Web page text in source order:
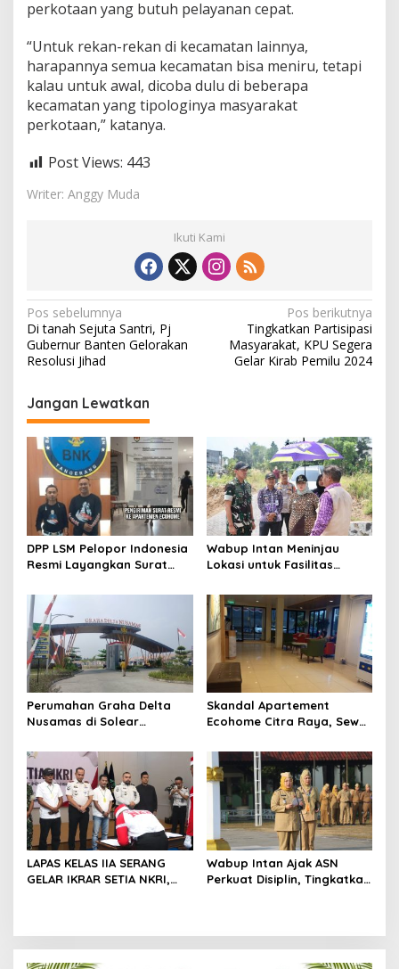
perkotaan yang butuh pelayanan cepat.
“Untuk rekan-rekan di kecamatan lainnya,
harapannya semua kecamatan bisa meniru, tetapi
kalau untuk awal, dicoba dulu di beberapa
kecamatan yang tipologinya masyarakat
perkotaan,” katanya.
Post Views: 443
Writer: Anggy Muda
Ikuti Kami
N
a
v
i
g
a
i
p
o
s
Pos sebelumnya
Di tanah Sejuta Santri, Pj
Gubernur Banten Gelorakan
Resolusi Jihad
Pos berikutnya
Tingkatkan Partisipasi
Masyarakat, KPU Segera
Gelar Kirab Pemilu 2024
Jangan Lewatkan
DPP LSM Pelopor Indonesia
Resmi Layangkan Surat
Management Ecohome dan
BNK
Wabup Intan Meninjau
Lokasi untuk Fasilitas
Tigaraksa
Perumahan Graha Delta
Nusamas di Solear
Belum Memiliki PSU
Skandal Apartement
Ecohome Citra Raya, Sewa
Pegawai Staf BNK
LAPAS KELAS IIA SERANG
GELAR IKRAR SETIA NKRI,
Wabup Intan Ajak ASN
Perkuat Disiplin, Tingkatkan